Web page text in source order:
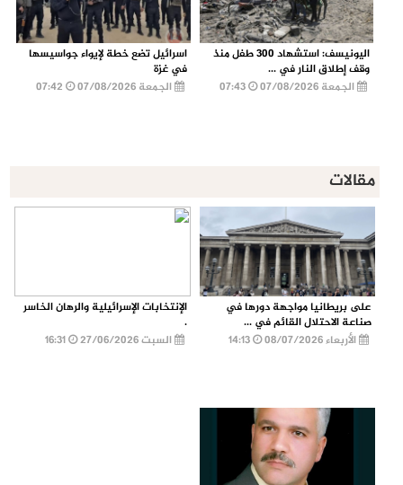
اليونيسف: استشهاد 300 طفل منذ
وقف إطلاق النار في ...
الجمعة 07/08/2026
اسرائيل تضع خطة لإيواء جواسيسها
في غزة
الجمعة 07/08/2026
مقالات
على بريطانيا مواجهة دورها في
صناعة الاحتلال القائم في ...
الأربعاء 08/07/2026
الإنتخابات الإسرائيلية والرهان الخاسر
.
السبت 27/06/2026
16:31